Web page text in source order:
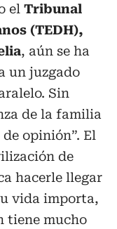
el Tribunal
(TEDH),
, aún se ha
un juzgado
Sin
de la familia
opinión”. El
de
hacerle llegar
vida importa,
tiene mucho